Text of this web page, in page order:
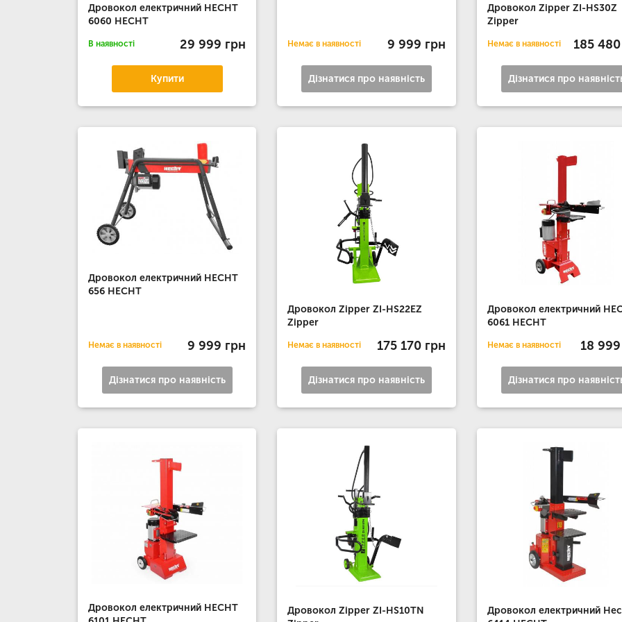
Дровокол електричний HECHT
6060 HECHT
В наявності 29 999 грн
Купити
Немає в наявності 9 999 грн
Дізнатися про наявність
Дровокол Zipper ZI-HS30Z
Zipper
Немає в наявності 185
Дізнатися про
Дровокол електричний HECHT
656 HECHT
Немає в наявності 9 999 грн
Дізнатися про наявність
Дровокол Zipper ZI-HS22EZ
Zipper
Немає в наявності 175 170 грн
Дізнатися про наявність
Дровокол електричний
6061 HECHT
Немає в наявності 18
Дізнатися про
Дровокол електричний HECHT
Дровокол Zipper ZI-HS10TN
Дровокол електричний